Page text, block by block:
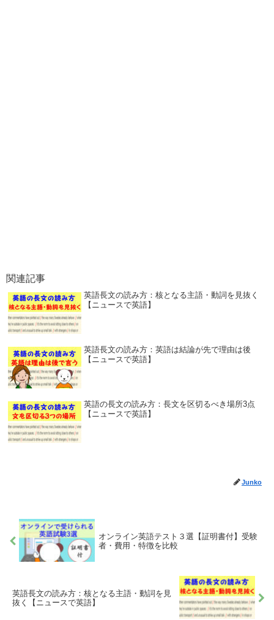
関連記事
英語長文の読み方：核となる主語・動詞を見抜く
【ニュースで英語】
英語長文の読み方：英語は結論が先で理由は後
【ニュースで英語】
英語の長文の読み方：長文を区切るべき場所3点
【ニュースで英語】
Junko
オンライン英語テスト３選【証明書付】受験
者・費用・特徴を比較
英語長文の読み方：核となる主語・動詞を見
抜く【ニュースで英語】